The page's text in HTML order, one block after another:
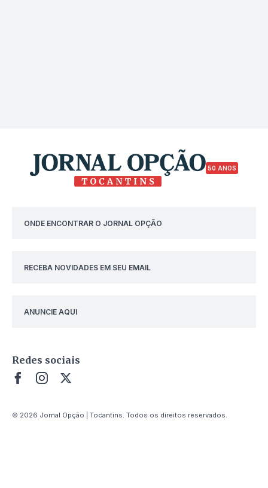
50 ANOS
ONDE ENCONTRAR O JORNAL OPÇÃO
RECEBA NOVIDADES EM SEU EMAIL
ANUNCIE AQUI
Redes sociais
© 2026 Jornal Opção | Tocantins. Todos os direitos reservados.